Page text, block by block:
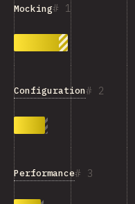
1
Mocking
2
Configuration
3
Performance